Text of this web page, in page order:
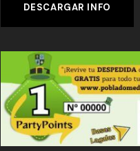
DESCARGAR INFO